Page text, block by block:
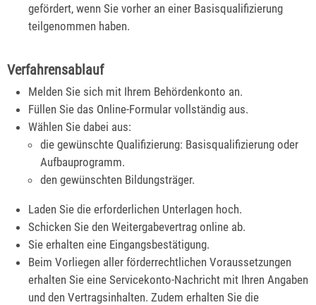
gefördert, wenn Sie vorher an einer Basisqualifizierung
teilgenommen haben.
Verfahrensablauf
Melden Sie sich mit Ihrem Behördenkonto an.
Füllen Sie das Online-Formular vollständig aus.
Wählen Sie dabei aus:
die gewünschte Qualifizierung: Basisqualifizierung oder
Aufbauprogramm.
den gewünschten Bildungsträger.
Laden Sie die erforderlichen Unterlagen hoch.
Schicken Sie den Weitergabevertrag online ab.
Sie erhalten eine Eingangsbestätigung.
Beim Vorliegen aller förderrechtlichen Voraussetzungen
erhalten Sie eine Servicekonto-Nachricht mit Ihren Angaben
und den Vertragsinhalten. Zudem erhalten Sie die